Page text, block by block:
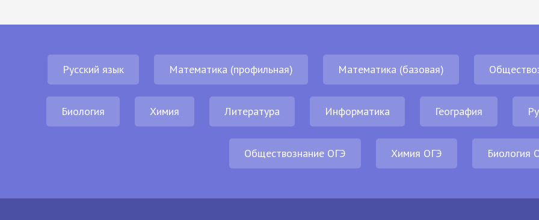
Русский язык Математика (профильная) Математика (базовая)
Биология Химия Литература Информатика География
Обществознание ОГЭ Химия ОГЭ Биология